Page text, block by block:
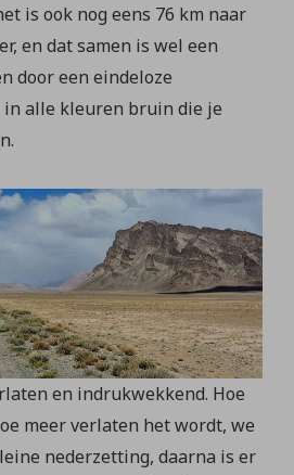
is ook nog eens 76 km naar
en dat samen is wel een
door een eindeloze
alle kleuren bruin die je
en indrukwekkend. Hoe
meer verlaten het wordt, we
nederzetting, daarna is er